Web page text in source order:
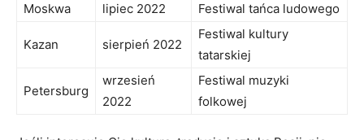
Moskwa
lipiec 2022 Festiwal tańca ‍ludowego
Kazan sierpień ⁤2022
Festiwal​ kultury
tatarskiej
Petersburg
wrzesień
2022
Festiwal muzyki
folkowej